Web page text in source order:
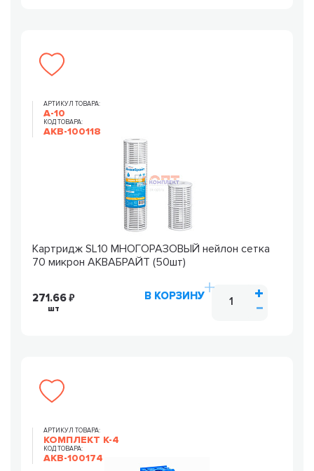
АРТИКУЛ ТОВАРА:
А-10
КОД ТОВАРА:
AKB-100118
Картридж SL10 МНОГОРАЗОВЫЙ нейлон сетка
70 микрон АКВАБРАЙТ (50шт)
271.66
шт
В КОРЗИНУ
АРТИКУЛ ТОВАРА:
КОМПЛЕКТ К-4
КОД ТОВАРА:
AKB-100174